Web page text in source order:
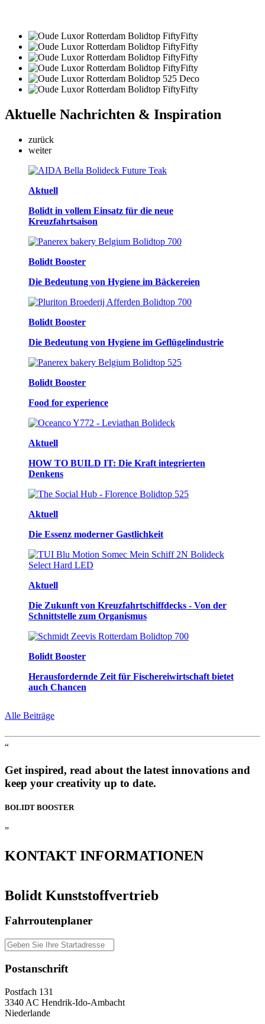
Aktuelle Nachrichten & Inspiration
zurück
weiter
Aktuell
Bolidt in vollem Einsatz für die neue
Kreuzfahrtsaison
Bolidt Booster
Die Bedeutung von Hygiene im Bäckereien
Bolidt Booster
Die Bedeutung von Hygiene im Geflügelindustrie
Bolidt Booster
Food for experience
Aktuell
HOW TO BUILD IT: Die Kraft integrierten
Denkens
Aktuell
Die Essenz moderner Gastlichkeit
Aktuell
Die Zukunft von Kreuzfahrtschiffdecks - Von der
Schnittstelle zum Organismus
Bolidt Booster
Herausfordernde Zeit für Fischereiwirtschaft bietet
auch Chancen
Alle Beiträge
“
Get inspired, read about the latest innovations and
keep your creativity up to date.
BOLIDT BOOSTER
”
KONTAKT INFORMATIONEN
Bolidt Kunststoffvertrieb
Fahrroutenplaner
Postanschrift
Postfach 131
3340 AC Hendrik-Ido-Ambacht
Niederlande